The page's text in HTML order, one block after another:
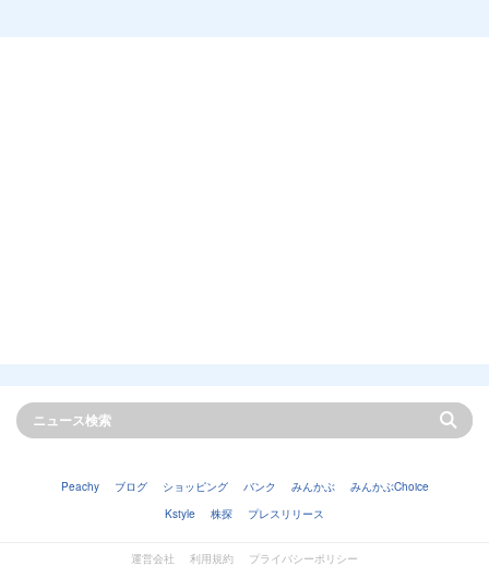
Peachy ブログ ショッピング バンク みんかぶ
みんかぶChoice
Kstyle
株探 プレスリリース
運営会社 利用規約 プライバシーポリシー